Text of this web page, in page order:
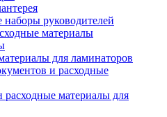
наборы руководителей
материалы
для ламинаторов
и расходные
материалы для